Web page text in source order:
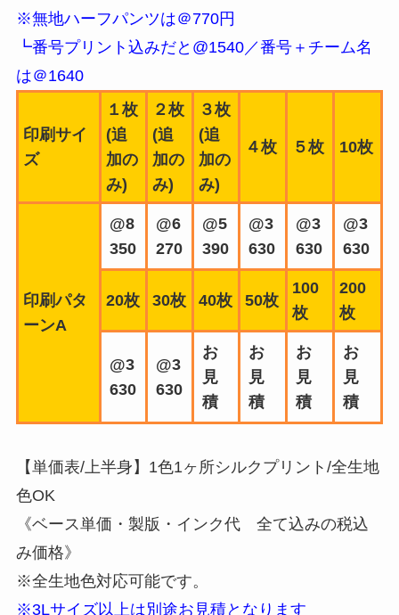
※無地ハーフパンツは＠770円
┗番号プリント込みだと@1540／番号＋チーム名
は＠1640
印刷サイ
ズ
１枚
(追
加の
み)
２枚
(追
加の
み)
３枚
(追
加の
み)
４枚 ５枚 10枚
印刷パタ
ーンA
@8
350
@6
270
@5
390
@3
630
@3
630
@3
630
20枚 30枚 40枚 50枚
100
枚
200
枚
@3
630
@3
630
お
見
積
お
見
積
お
見
積
お
見
積
【単価表/上半身】1色1ヶ所シルクプリント/全生地
色OK
《ベース単価・製版・インク代 全て込みの税込
み価格》
※全生地色対応可能です。
※3Lサイズ以上は別途お見積となります